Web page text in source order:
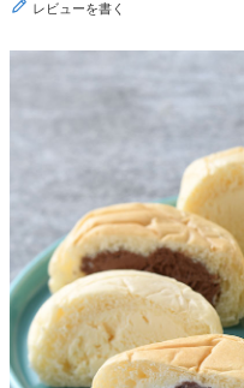
レビューを書く